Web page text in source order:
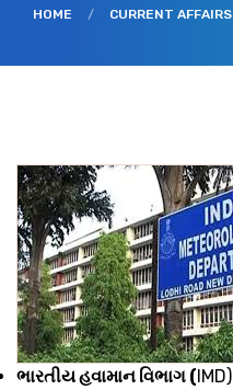
HOME / CURRENT AFFAIRS
ભારતીય હવામાન વિભાગ (IMD)